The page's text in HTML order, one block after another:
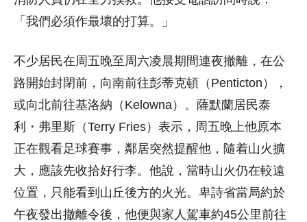
「我們必須作最壞的打算。」
不少居民在周五晚至周六凌晨期間連夜撤離，在公
路開始封閉前，向南前往彭蒂克頓（Penticton），
或向北前往基洛納（Kelowna）。薩默蘭居民泰
利・弗里斯（Terry Fries）表示，周五晚上他原本
正在觀看足球賽事，鄰居突然提醒他，隨着山火擴
大，應該先收拾好行李。他說，當時山火仍在較遠
位置，只能看到山丘後方的火光。卑詩省當局約於
午夜發出撤離令後，他便與家人駕車約45公里前往